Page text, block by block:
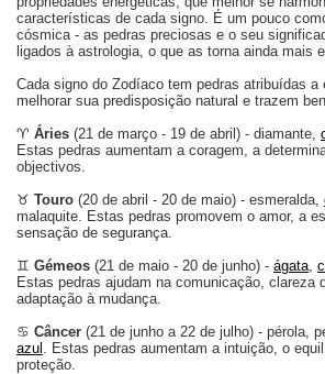
características de cada signo. É um pouco
cósmica - as pedras preciosas e o seu
ligados à astrologia, o que as torna ainda mais
Cada signo do Zodíaco tem pedras atribuídas a
melhorar sua predisposição natural e trazem
♈ Áries (21 de março - 19 de abril) - diamante,
Estas pedras aumentam a coragem, a
objectivos.
♉ Touro (20 de abril - 20 de maio) - esmeralda,
malaquite. Estas pedras promovem o amor, a
sensação de segurança.
♊ Gémeos (21 de maio - 20 de junho) - ágata
Estas pedras ajudam na comunicação, clareza
adaptação à mudança.
♋ Câncer (21 de junho a 22 de julho) - pérola,
azul
. Estas pedras aumentam a intuição, o
proteção.